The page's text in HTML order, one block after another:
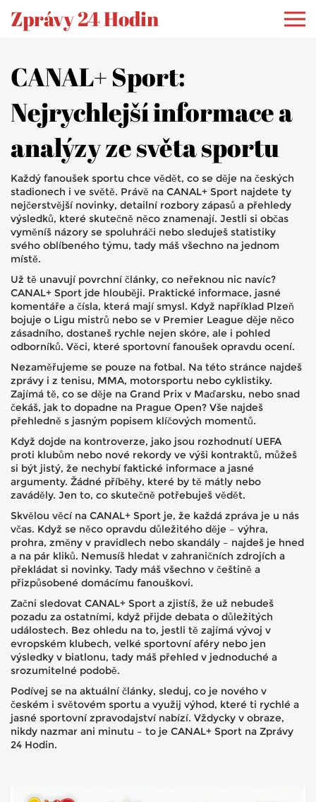
Zprávy 24 Hodin
CANAL+ Sport:
Nejrychlejší informace a
analýzy ze světa sportu
Každý fanoušek sportu chce vědět, co se děje na českých
stadionech i ve světě. Právě na CANAL+ Sport najdete ty
nejčerstvější novinky, detailní rozbory zápasů a přehledy
výsledků, které skutečně něco znamenají. Jestli si občas
vyměníš názory se spoluhráči nebo sleduješ statistiky
svého oblíbeného týmu, tady máš všechno na jednom
místě.
Už tě unavují povrchní články, co neřeknou nic navíc?
CANAL+ Sport jde hlouběji. Praktické informace, jasné
komentáře a čísla, která mají smysl. Když například Plzeň
bojuje o Ligu mistrů nebo se v Premier League děje něco
zásadního, dostaneš rychle nejen skóre, ale i pohled
odborníků. Věci, které sportovní fanoušek opravdu ocení.
Nezaměřujeme se pouze na fotbal. Na této stránce najdeš
zprávy i z tenisu, MMA, motorsportu nebo cyklistiky.
Zajímá tě, co se děje na Grand Prix v Maďarsku, nebo snad
čekáš, jak to dopadne na Prague Open? Vše najdeš
přehledně s jasným popisem klíčových momentů.
Když dojde na kontroverze, jako jsou rozhodnutí UEFA
proti klubům nebo nové rekordy ve výši kontraktů, můžeš
si být jistý, že nechybí faktické informace a jasné
argumenty. Žádné příběhy, které by tě mátly nebo
zaváděly. Jen to, co skutečně potřebuješ vědět.
Skvělou věcí na CANAL+ Sport je, že každá zpráva je u nás
včas. Když se něco opravdu důležitého děje – výhra,
prohra, změny v pravidlech nebo skandály – najdeš je hned
a na pár kliků. Nemusíš hledat v zahraničních zdrojích a
překládat si novinky. Tady máš všechno v češtině a
přizpůsobené domácímu fanouškovi.
Začni sledovat CANAL+ Sport a zjistíš, že už nebudeš
pozadu za ostatními, když přijde debata o důležitých
událostech. Bez ohledu na to, jestli tě zajímá vývoj v
evropském klubech, velké sportovní aféry nebo jen
výsledky v biatlonu, tady máš přehled v jednoduché a
srozumitelné podobě.
Podívej se na aktuální články, sleduj, co je nového v
českém i světovém sportu a využij výhod, které ti rychlé a
jasné sportovní zpravodajství nabízí. Vždycky v obraze,
nikdy nazmar ani minutu – to je CANAL+ Sport na Zprávy
24 Hodin.